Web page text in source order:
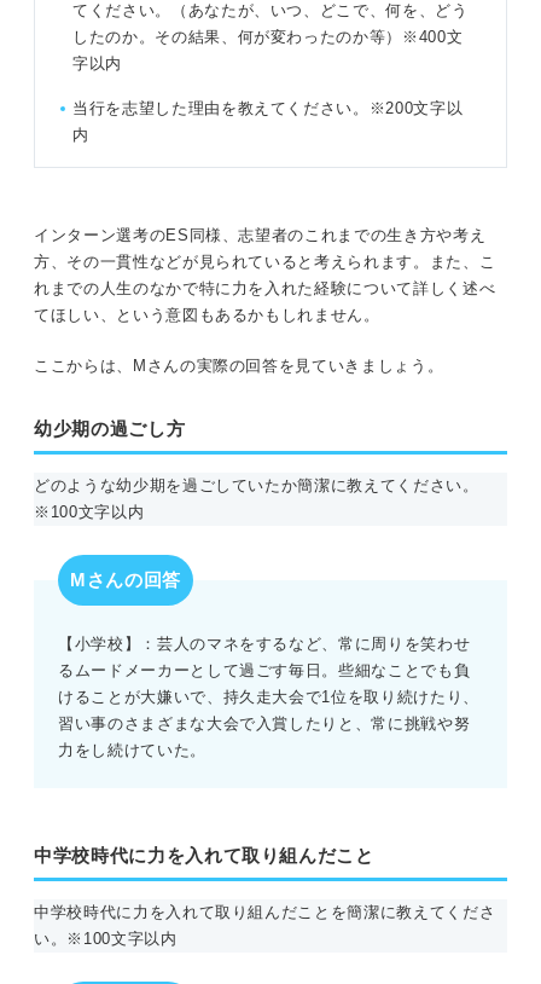
てください。（あなたが、いつ、どこで、何を、どう
したのか。その結果、何が変わったのか等）※400文
字以内
当行を志望した理由を教えてください。※200文字以
内
インターン選考のES同様、志望者のこれまでの生き方や考え
方、その一貫性などが見られていると考えられます。また、こ
れまでの人生のなかで特に力を入れた経験について詳しく述べ
てほしい、という意図もあるかもしれません。
ここからは、Mさんの実際の回答を見ていきましょう。
幼少期の過ごし方
どのような幼少期を過ごしていたか簡潔に教えてください。
※100文字以内
Mさんの回答
【小学校】：芸人のマネをするなど、常に周りを笑わせ
るムードメーカーとして過ごす毎日。些細なことでも負
けることが大嫌いで、持久走大会で1位を取り続けたり、
習い事のさまざまな大会で入賞したりと、常に挑戦や努
力をし続けていた。
中学校時代に力を入れて取り組んだこと
中学校時代に力を入れて取り組んだことを簡潔に教えてくださ
い。※100文字以内